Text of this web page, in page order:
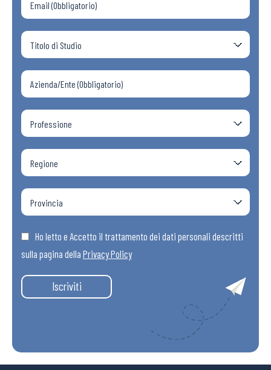
Ho letto e Accetto il trattamento dei dati personali descritti
sulla pagina della Privacy Policy
Iscriviti